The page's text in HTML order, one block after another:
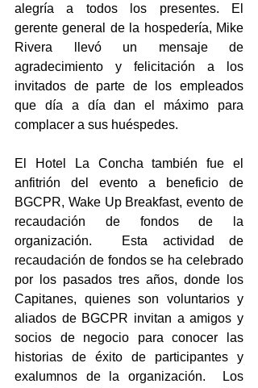
alegría a todos los presentes. El
gerente general de la hospedería, Mike
Rivera llevó un mensaje de
agradecimiento y felicitación a los
invitados de parte de los empleados
que día a día dan el máximo para
complacer a sus huéspedes.
El Hotel La Concha también fue el
anfitrión del evento a beneficio de
BGCPR, Wake Up Breakfast, evento de
recaudación de fondos de la
organización.  Esta actividad de
recaudación de fondos se ha celebrado
por los pasados tres años, donde los
Capitanes, quienes son voluntarios y
aliados de BGCPR invitan a amigos y
socios de negocio para conocer las
historias de éxito de participantes y
exalumnos de la organización.  Los